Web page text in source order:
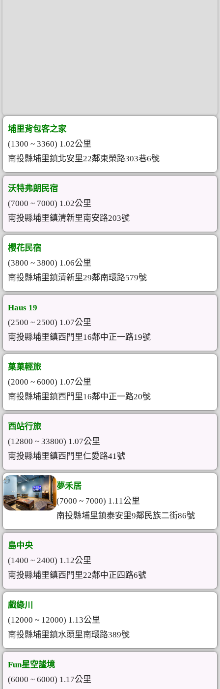
埔里背包客之家
(1300 ~ 3360) 1.02公里
南投縣埔里鎮北安里22鄰東榮路303巷6號
沃特弗朗民宿
(7000 ~ 7000) 1.02公里
南投縣埔里鎮清新里南安路203號
櫻花民宿
(3800 ~ 3800) 1.06公里
南投縣埔里鎮清新里29鄰南環路579號
Haus 19
(2500 ~ 2500) 1.07公里
南投縣埔里鎮西門里16鄰中正一路19號
菓菓輕旅
(2000 ~ 6000) 1.07公里
南投縣埔里鎮西門里16鄰中正一路20號
西站行旅
(12800 ~ 33800) 1.07公里
南投縣埔里鎮西門里仁愛路41號
夢禾居
(7000 ~ 7000) 1.11公里
南投縣埔里鎮泰安里9鄰民族二街86號
島中央
(1400 ~ 2400) 1.12公里
南投縣埔里鎮西門里22鄰中正四路6號
戲綠川
(12000 ~ 12000) 1.13公里
南投縣埔里鎮水頭里南環路389號
Fun星空謐境
(6000 ~ 6000) 1.17公里